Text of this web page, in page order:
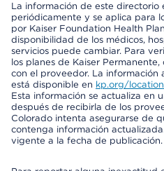
La información de este directorio
periódicamente y se aplica para
por Kaiser Foundation Health
disponibilidad de los médicos,
servicios puede cambiar. Para
los planes de Kaiser
con el proveedor. La información
está disponible en kp.org/
Esta información se actualiza en
después de recibirla de los
Colorado intenta asegurarse de
contenga información
vigente a la fecha de publicación.